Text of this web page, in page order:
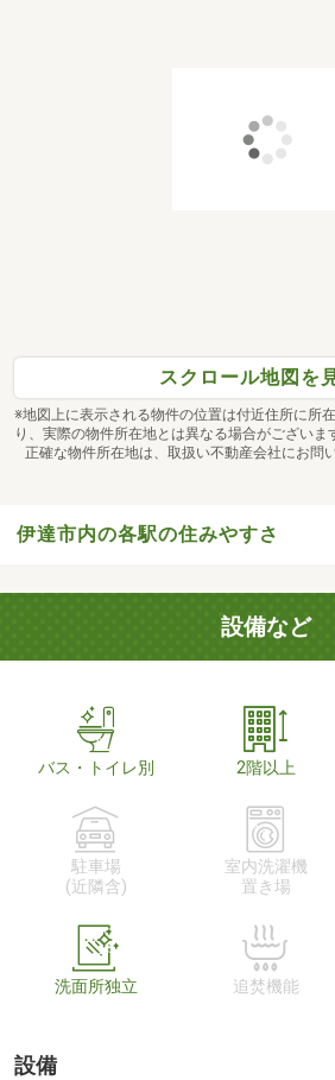
スクロール地図を
※地図上に表示される物件の位置は付近住所に所
り、実際の物件所在地とは異なる場合がございま
正確な物件所在地は、取扱い不動産会社にお問
伊達市内の各駅の住みやすさ
設備など
バス・トイレ別 2階以上
駐車場
(近隣含)
室内洗濯機
置き場
洗面所独立 追焚機能
設備